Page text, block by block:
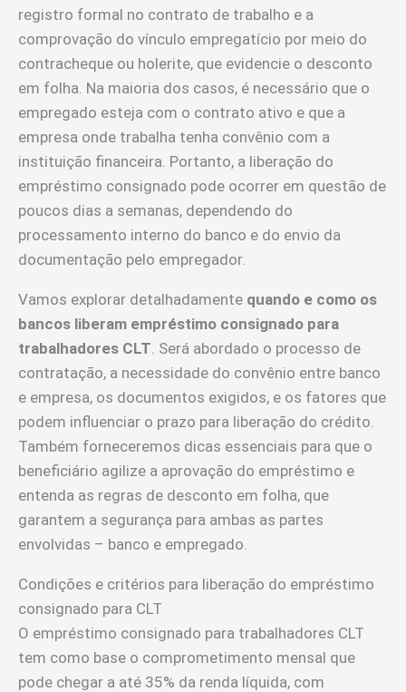
registro formal no contrato de trabalho e a
comprovação do vínculo empregatício por meio do
contracheque ou holerite, que evidencie o desconto
em folha. Na maioria dos casos, é necessário que o
empregado esteja com o contrato ativo e que a
empresa onde trabalha tenha convênio com a
instituição financeira. Portanto, a liberação do
empréstimo consignado pode ocorrer em questão de
poucos dias a semanas, dependendo do
processamento interno do banco e do envio da
documentação pelo empregador.
Vamos explorar detalhadamente quando e como os
bancos liberam empréstimo consignado para
trabalhadores CLT . Será abordado o processo de
contratação, a necessidade do convênio entre banco
e empresa, os documentos exigidos, e os fatores que
podem influenciar o prazo para liberação do crédito.
Também forneceremos dicas essenciais para que o
beneficiário agilize a aprovação do empréstimo e
entenda as regras de desconto em folha, que
garantem a segurança para ambas as partes
envolvidas – banco e empregado.
Condições e critérios para liberação do empréstimo
consignado para CLT
O empréstimo consignado para trabalhadores CLT
tem como base o comprometimento mensal que
pode chegar a até 35% da renda líquida, com